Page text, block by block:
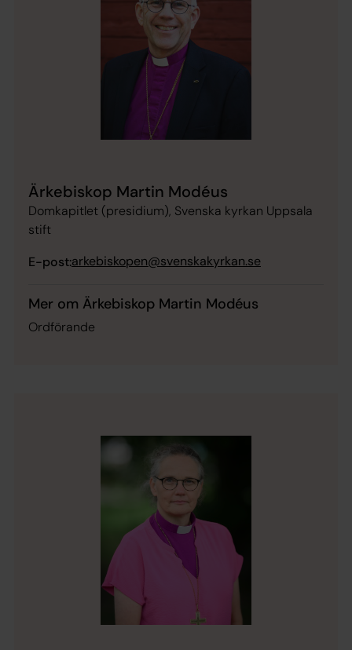
Ärkebiskop Martin Modéus
Domkapitlet (presidium), Svenska kyrkan Uppsala
stift
E-post:arkebiskopen@svenskakyrkan.se
Mer om Ärkebiskop Martin Modéus
Ordförande